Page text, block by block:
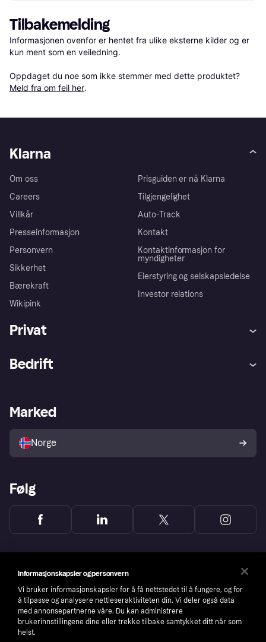
Tilbakemelding
Informasjonen ovenfor er hentet fra ulike eksterne kilder og er
kun ment som en veiledning.
Oppdaget du noe som ikke stemmer med dette produktet?
Meld fra om feil her.
Klarna
Om oss
Careers
Villkår
Presseinformasjon
Personvern
Sikkerhet
Bærekraft
Wikipink
Prisguiden er nå Klarna
Tilgjengelighet
Auto-Track
Kontakt
Kontaktinformasjon for
myndigheter
Eierstyring og selskapsledelse
Investor relations
Privat
Utforsk butikker
Bedrift
Merchant portal
Marked
Norge
Følg
Informasjonskapsler og personvern
Vi bruker informasjonskapsler for å få nettstedet til å fungere, og for
å tilpasse og analysere nettleseraktiviteten din. Vi deler også data
med annonsepartnerne våre. Du kan administrere
brukerinnstillingene dine eller trekke tilbake samtykket ditt når som
helst.